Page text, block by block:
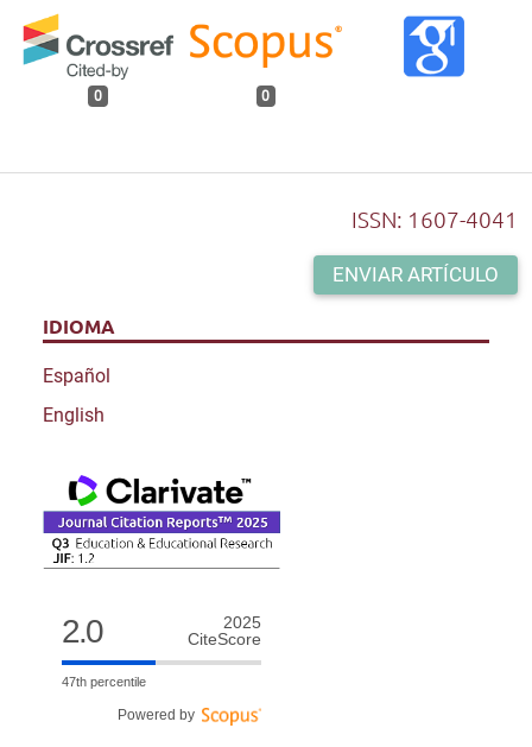
0 0
ISSN: 1607-4041
ENVIAR ARTÍCULO
IDIOMA
Español
English
2.0
2025
CiteScore
47th percentile
Powered by